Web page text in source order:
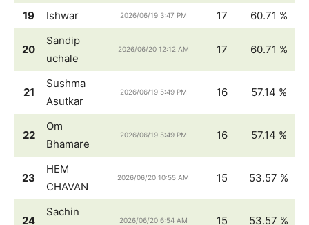
19
Ishwar 2026/06/19 3:47 PM 17 60.71 %
20
Sandip
uchale
2026/06/20 12:12 AM 17 60.71 %
21
Sushma
Asutkar
2026/06/19 5:49 PM 16 57.14 %
22
Om
Bhamare
2026/06/19 5:49 PM 16 57.14 %
23
HEM
CHAVAN
2026/06/20 10:55 AM 15 53.57 %
24
Sachin
2026/06/20 6:54 AM 15 53.57 %